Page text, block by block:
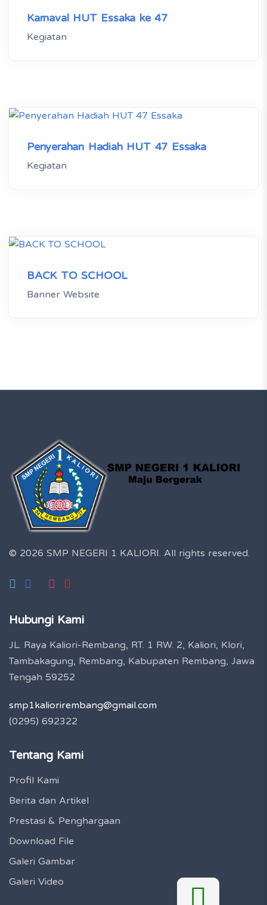
Karnaval HUT Essaka ke 47
Kegiatan
Penyerahan Hadiah HUT 47 Essaka
Kegiatan
BACK TO SCHOOL
Banner Website
© 2026 SMP NEGERI 1 KALIORI. All rights reserved.
Hubungi Kami
JL. Raya Kaliori-Rembang, RT. 1 RW. 2, Kaliori, Klori,
Tambakagung, Rembang, Kabupaten Rembang, Jawa
Tengah 59252
smp1kaliorirembang@gmail.com
(0295) 692322
Tentang Kami
Profil Kami
Berita dan Artikel
Prestasi & Penghargaan
Download File
Galeri Gambar
Galeri Video